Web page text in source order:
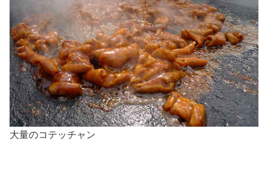
大量のコテッチャン